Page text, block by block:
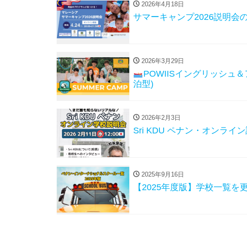
2026年4月18日
サマーキャンプ2026説明会
2026年3月29日
POWIISイングリッシュ
泊型)
2026年2月3日
Sri KDU ペナン・オンライ
2025年9月16日
【2025年度版】学校一覧を